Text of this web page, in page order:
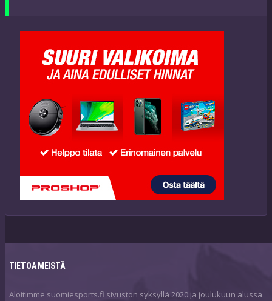
TIETOA MEISTÄ
Aloitimme suomiesports.fi sivuston syksyllä 2020 ja joulukuun alussa